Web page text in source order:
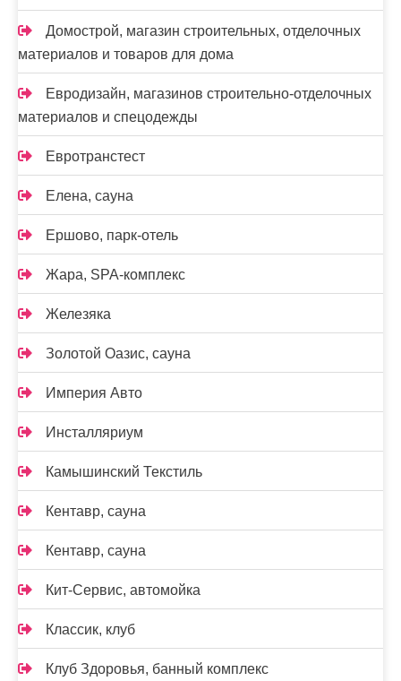
Домострой, магазин строительных, отделочных
материалов и товаров для дома
Евродизайн, магазинов строительно-отделочных
материалов и спецодежды
Евротранстест
Елена, сауна
Ершово, парк-отель
Жара, SPA-комплекс
Железяка
Золотой Оазис, сауна
Империя Авто
Инсталляриум
Камышинский Текстиль
Кентавр, сауна
Кентавр, сауна
Кит-Сервис, автомойка
Классик, клуб
Клуб Здоровья, банный комплекс